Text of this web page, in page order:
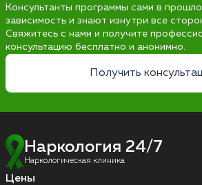
Консультанты программы сами в
зависимость и знают изнутри все
Свяжитесь с нами и получите
консультацию бесплатно и анонимно.
Получить
Наркология 24/7
Наркологическая клиника
Цены